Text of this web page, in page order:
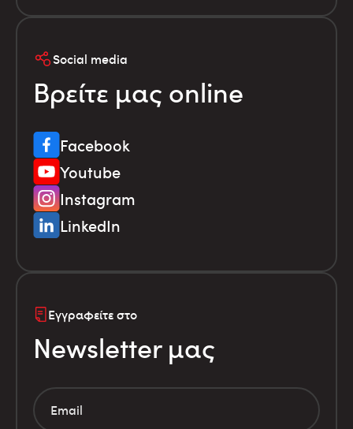
Social media
Βρείτε μας online
Facebook
Youtube
Instagram
LinkedIn
Εγγραφείτε στο
Newsletter μας